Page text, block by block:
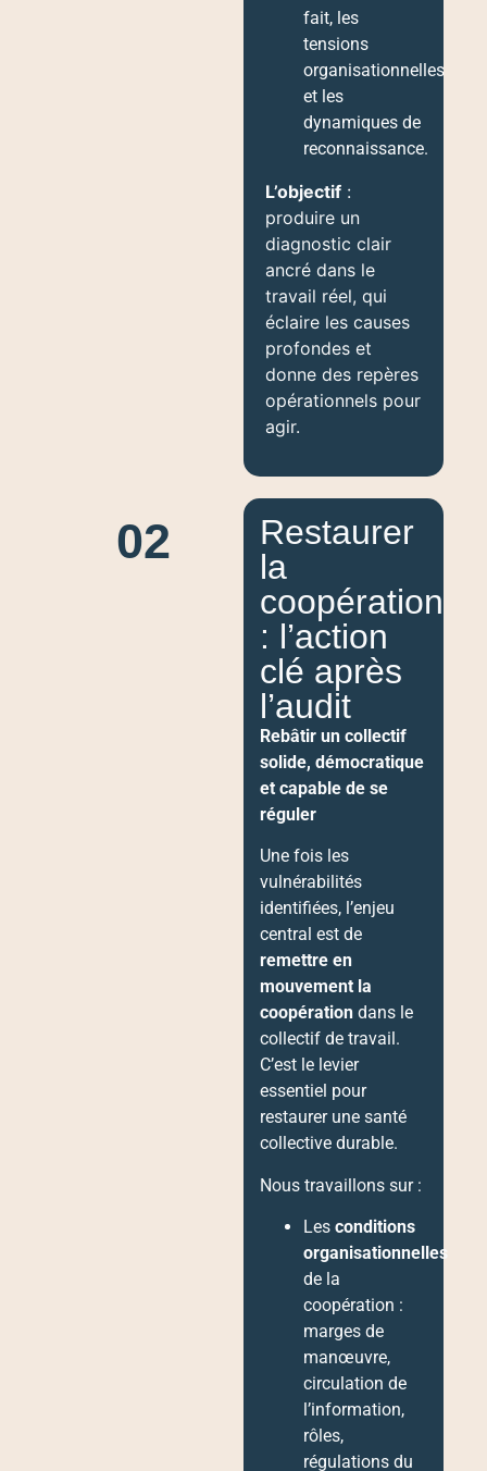
fait, les
tensions
organisationnelles
et les
dynamiques de
reconnaissance.
L’objectif :
produire un
diagnostic clair
ancré dans le
travail réel, qui
éclaire les causes
profondes et
donne des repères
opérationnels pour
agir.
02
Restaurer
la
coopération
: l’action
clé après
l’audit
Rebâtir un collectif
solide, démocratique
et capable de se
réguler
Une fois les
vulnérabilités
identifiées, l’enjeu
central est de
remettre en
mouvement la
coopération dans le
collectif de travail.
C’est le levier
essentiel pour
restaurer une santé
collective durable.
Nous travaillons sur :
Les conditions
organisationnelles
de la
coopération :
marges de
manœuvre,
circulation de
l’information,
rôles,
régulations du